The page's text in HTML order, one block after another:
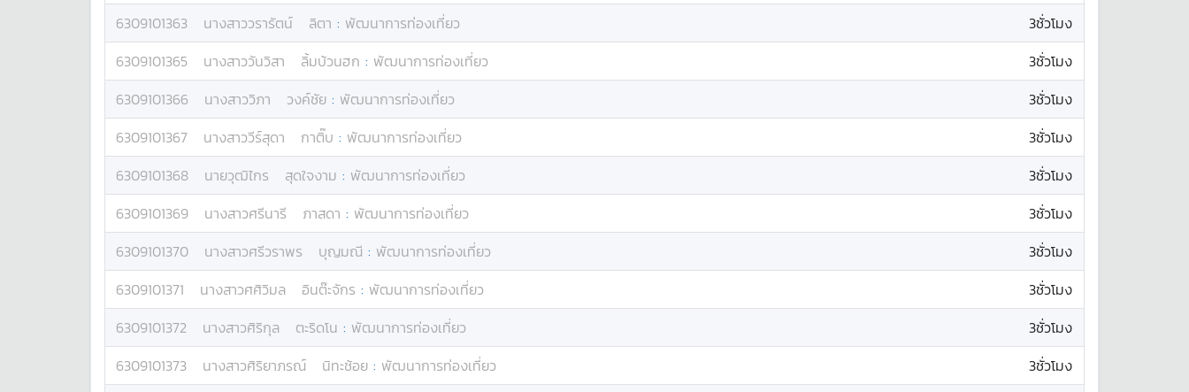
6309101363
นางสาววรารัตน์ ลิตา : พัฒนาการท่องเที่ยว
3ชั่วโมง
6309101365
นางสาววันวิสา ลิ้มบ้วนฮก : พัฒนาการท่องเที่ยว
3ชั่วโมง
6309101366
นางสาววิภา วงค์ชัย : พัฒนาการท่องเที่ยว
3ชั่วโมง
6309101367
นางสาววีร์สุดา กาติ๊บ : พัฒนาการท่องเที่ยว
3ชั่วโมง
6309101368
นายวุฒิไกร สุดใจงาม : พัฒนาการท่องเที่ยว
3ชั่วโมง
6309101369
นางสาวศรีนารี ภาสดา : พัฒนาการท่องเที่ยว
3ชั่วโมง
6309101370
นางสาวศรีวราพร บุญมณี : พัฒนาการท่องเที่ยว
3ชั่วโมง
6309101371
นางสาวศศิวิมล อินต๊ะจักร : พัฒนาการท่องเที่ยว
3ชั่วโมง
6309101372
นางสาวศิริกุล ตะริดโน : พัฒนาการท่องเที่ยว
3ชั่วโมง
6309101373
นางสาวศิริยาภรณ์ นิทะช้อย : พัฒนาการท่องเที่ยว
3ชั่วโมง